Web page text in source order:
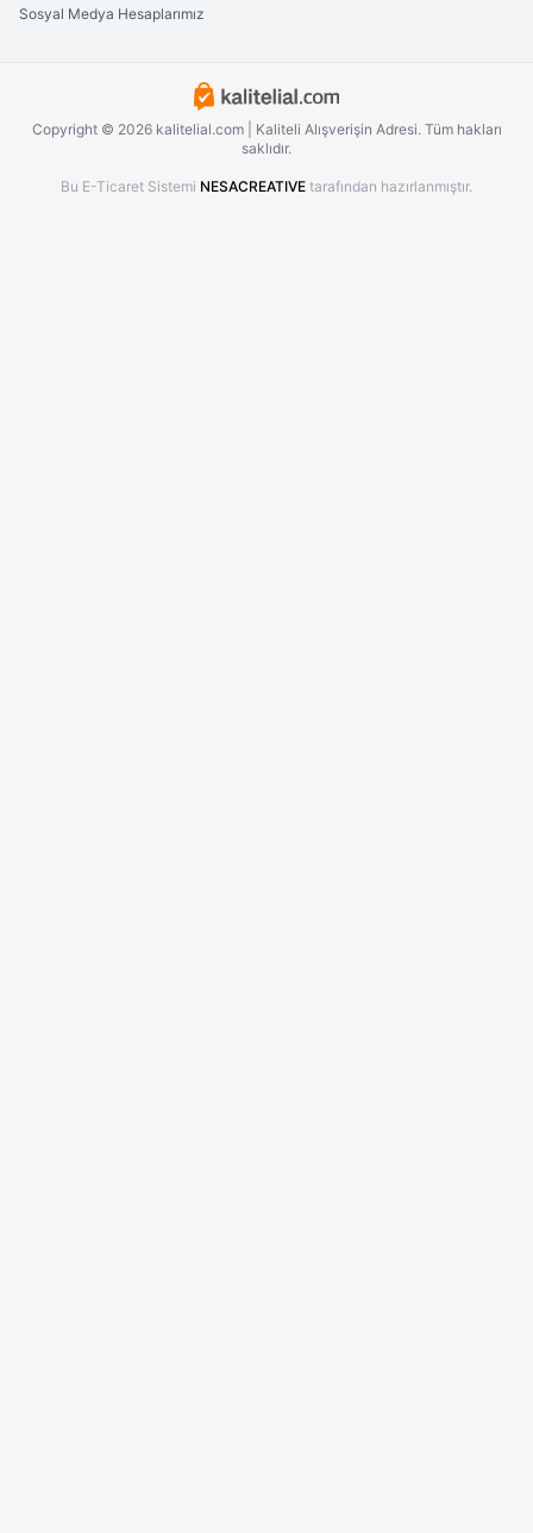
Sosyal Medya Hesaplarımız
Copyright © 2026 kalitelial.com | Kaliteli Alışverişin Adresi. Tüm hakları
saklıdır.
Bu E-Ticaret Sistemi NESACREATIVE tarafından hazırlanmıştır.